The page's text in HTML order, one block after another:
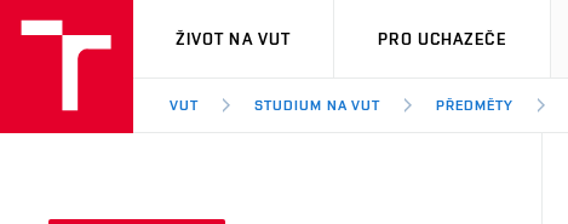
VUT
ŽIVOT NA VUT PRO UCHAZEČE
VUT STUDIUM NA VUT PŘEDMĚTY